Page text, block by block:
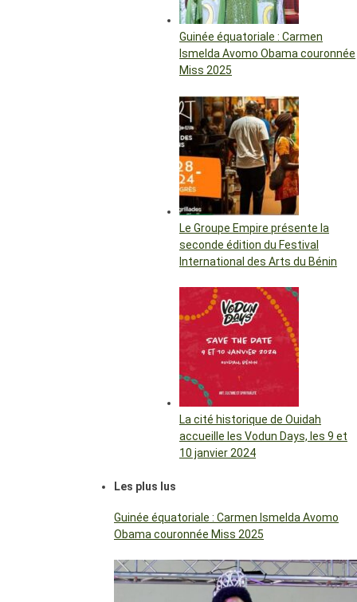
Guinée équatoriale : Carmen
Ismelda Avomo Obama couronnée
Miss 2025
Le Groupe Empire présente la
seconde édition du Festival
International des Arts du Bénin
La cité historique de Ouidah
accueille les Vodun Days, les 9 et
10 janvier 2024
Les plus lus
Guinée équatoriale : Carmen Ismelda Avomo
Obama couronnée Miss 2025